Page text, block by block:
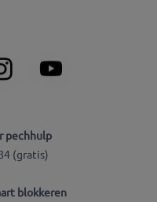
pechhulp
(gratis)
blokkeren